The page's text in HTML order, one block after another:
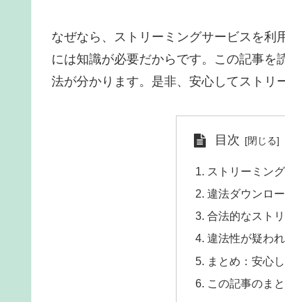
なぜなら、ストリーミングサービスを利
には知識が必要だからです。この記事を
法が分かります。是非、安心してストリ
目次
ストリーミン
違法ダウンロ
合法的なスト
違法性が疑わ
まとめ：安心
この記事のま